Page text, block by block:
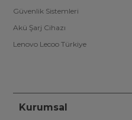
Güvenlik Sistemleri
Akü Şarj Cihazı
Lenovo Lecoo Türkiye
Kurumsal